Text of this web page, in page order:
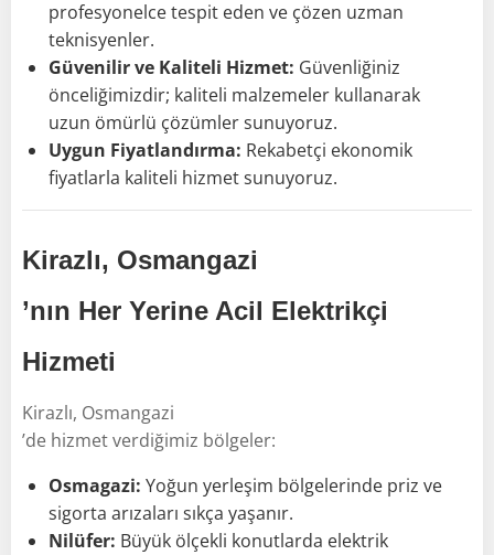
profesyonelce tespit eden ve çözen uzman
teknisyenler.
Güvenilir ve Kaliteli Hizmet: Güvenliğiniz
önceliğimizdir; kaliteli malzemeler kullanarak
uzun ömürlü çözümler sunuyoruz.
Uygun Fiyatlandırma: Rekabetçi ekonomik
fiyatlarla kaliteli hizmet sunuyoruz.
Kirazlı, Osmangazi
’nın Her Yerine Acil Elektrikçi
Hizmeti
Kirazlı, Osmangazi
’de hizmet verdiğimiz bölgeler:
Osmagazi: Yoğun yerleşim bölgelerinde priz ve
sigorta arızaları sıkça yaşanır.
Nilüfer: Büyük ölçekli konutlarda elektrik